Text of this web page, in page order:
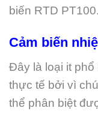
biến RTD PT100.
Cảm biến
Đây là loại it phổ
thực tế bởi vì
thể phân biệt